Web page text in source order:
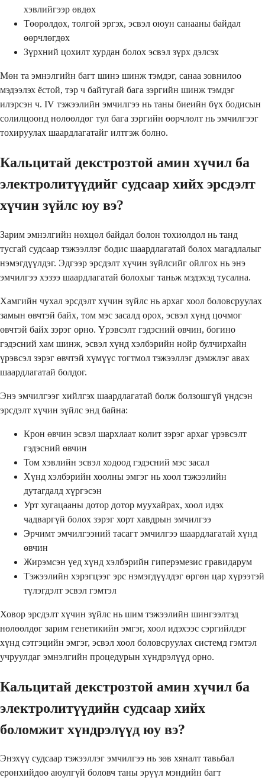
хэвлийгээр өвдөх
Төөрөлдөх, толгой эргэх, эсвэл оюун санааны байдал
өөрчлөгдөх
Зүрхний цохилт хурдан болох эсвэл зүрх дэлсэх
Мөн та эмнэлгийн багт шинэ шинж тэмдэг, санаа зовнилоо
мэдээлэх ёстой, тэр ч байтугай бага зэргийн шинж тэмдэг
илэрсэн ч. IV тэжээлийн эмчилгээ нь таны биеийн бүх бодисын
солилцоонд нөлөөлдөг тул бага зэргийн өөрчлөлт нь эмчилгээг
тохируулах шаардлагатайг илтгэж болно.
Кальцитай декстрозтой амин хүчил ба
электролитүүдийг судсаар хийх эрсдэлт
хүчин зүйлс юу вэ?
Зарим эмнэлгийн нөхцөл байдал болон тохиолдол нь танд
тусгай судсаар тэжээллэг бодис шаардлагатай болох магадлалыг
нэмэгдүүлдэг. Эдгээр эрсдэлт хүчин зүйлсийг ойлгох нь энэ
эмчилгээ хэзээ шаардлагатай болохыг таньж мэдэхэд тусална.
Хамгийн чухал эрсдэлт хүчин зүйлс нь архаг хоол боловсруулах
замын өвчтэй байх, том мэс засалд орох, эсвэл хүнд цочмог
өвчтэй байх зэрэг орно. Үрэвсэлт гэдэсний өвчин, богино
гэдэсний хам шинж, эсвэл хүнд хэлбэрийн нойр булчирхайн
үрэвсэл зэрэг өвчтэй хүмүүс тогтмол тэжээллэг дэмжлэг авах
шаардлагатай болдог.
Энэ эмчилгээг хийлгэх шаардлагатай болж болзошгүй үндсэн
эрсдэлт хүчин зүйлс энд байна:
Крон өвчин эсвэл шархлаат колит зэрэг архаг үрэвсэлт
гэдэсний өвчин
Том хэвлийн эсвэл ходоод гэдэсний мэс засал
Хүнд хэлбэрийн хоолны эмгэг нь хоол тэжээлийн
дутагдалд хүргэсэн
Урт хугацааны дотор дотор муухайрах, хоол идэх
чадваргүй болох зэрэг хорт хавдрын эмчилгээ
Эрчимт эмчилгээний тасагт эмчилгээ шаардлагатай хүнд
өвчин
Жирэмсэн үед хүнд хэлбэрийн гиперэмезис гравидарум
Тэжээлийн хэрэгцээг эрс нэмэгдүүлдэг өргөн цар хүрээтэй
түлэгдэлт эсвэл гэмтэл
Ховор эрсдэлт хүчин зүйлс нь шим тэжээлийн шингээлтэд
нөлөөлдөг зарим генетикийн эмгэг, хоол идэхээс сэргийлдэг
хүнд сэтгэцийн эмгэг, эсвэл хоол боловсруулах системд гэмтэл
учруулдаг эмнэлгийн процедурын хүндрэлүүд орно.
Кальцитай декстрозтой амин хүчил ба
электролитүүдийн судсаар хийх
боломжит хүндрэлүүд юу вэ?
Энэхүү судсаар тэжээллэг эмчилгээ нь зөв хяналт тавьбал
ерөнхийдөө аюулгүй боловч таны эрүүл мэндийн багт